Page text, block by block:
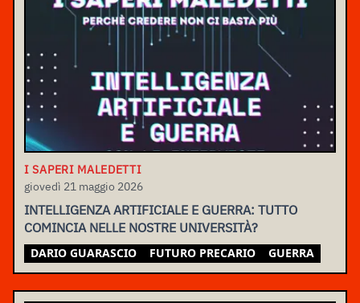
I SAPERI MALEDETTI
giovedì 21 maggio 2026
INTELLIGENZA ARTIFICIALE E GUERRA: TUTTO
COMINCIA NELLE NOSTRE UNIVERSITÀ?
DARIO GUARASCIO FUTURO PRECARIO GUERRA